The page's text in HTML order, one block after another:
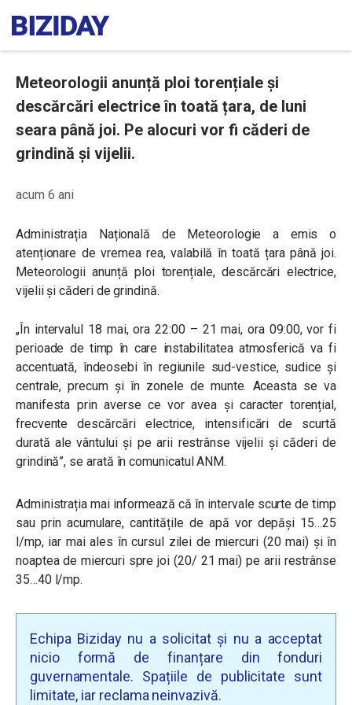
Meteorologii anunță ploi torențiale și
descărcări electrice în toată țara, de luni
seara până joi. Pe alocuri vor fi căderi de
grindină și vijelii.
acum 6 ani
Administrația Națională de Meteorologie a emis o
atenționare de vremea rea, valabilă în toată țara până joi.
Meteorologii anunță ploi torențiale, descărcări electrice,
vijelii și căderi de grindină.
„În intervalul 18 mai, ora 22:00 – 21 mai, ora 09:00, vor fi
perioade de timp în care instabilitatea atmosferică va fi
accentuată, îndeosebi în regiunile sud-vestice, sudice și
centrale, precum și în zonele de munte. Aceasta se va
manifesta prin averse ce vor avea și caracter torențial,
frecvente descărcări electrice, intensificări de scurtă
durată ale vântului și pe arii restrânse vijelii și căderi de
grindină”, se arată în comunicatul ANM.
Administrația mai informează că în intervale scurte de timp
sau prin acumulare, cantitățile de apă vor depăși 15…25
l/mp, iar mai ales în cursul zilei de miercuri (20 mai) și în
noaptea de miercuri spre joi (20/ 21 mai) pe arii restrânse
35…40 l/mp.
Echipa Biziday nu a solicitat și nu a acceptat
nicio formă de finanțare din fonduri
guvernamentale. Spațiile de publicitate sunt
limitate, iar reclama neinvazivă.